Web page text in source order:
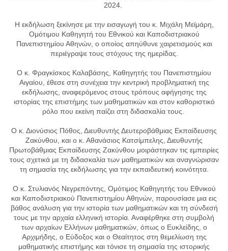
2024.
Η εκδήλωση ξεκίνησε με την εισαγωγή του κ. Μιχάλη Μεϊμάρη,
Ομότιμου Καθηγητή του Εθνικού και Καποδιστριακού
Πανεπιστημίου Αθηνών, ο οποίος απηύθυνε χαιρετισμούς και
περιέγραψε τους στόχους της ημερίδας.
Ο κ. Φραγκίσκος Καλαβάσης, Καθηγητής του Πανεπιστημίου
Αιγαίου, έθεσε στη συνέχεια την κεντρική προβληματική της
εκδήλωσης, αναφερόμενος στους τρόπους αφήγησης της
ιστορίας της επιστήμης των μαθηματικών και στον καθοριστικό
ρόλο που εκείνη παίζει στη διδασκαλία τους.
Ο κ. Διονύσιος Πόθος, Διευθυντής Δευτεροβάθμιας Εκπαίδευσης
Ζακύνθου, και ο κ. Αθανάσιος Κατσίμπελης, Διευθυντής
Πρωτοβάθμιας Εκπαίδευσης Ζακύνθου μοιράστηκαν τις εμπειρίες
τους σχετικά με τη διδασκαλία των μαθηματικών και αναγνώρισαν
τη σημασία της εκδήλωσης για την εκπαιδευτική κοινότητα.
Ο κ. Στυλιανός Νεγρεπόντης, Ομότιμος Καθηγητής του Εθνικού
και Καποδιστριακού Πανεπιστημίου Αθηνών, παρουσίασε μια εις
βάθος ανάλυση για την ιστορία των μαθηματικών και τη σύνδεσή
τους με την αρχαία ελληνική ιστορία. Αναφέρθηκε στη συμβολή
των αρχαίων Ελλήνων μαθηματικών, όπως ο Ευκλείδης, ο
Αρχιμήδης, ο Εύδοξος και ο Θεαίτητος στη θεμελίωση της
μαθηματικής επιστήμης και τόνισε τη σημασία της ιστορικής